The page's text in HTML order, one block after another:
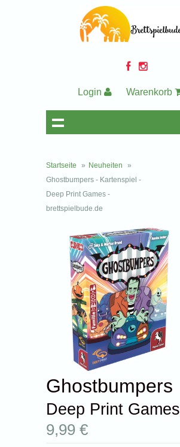
Login Warenkorb
Startseite » Neuheiten
»
Ghostbumpers - Kartenspiel -
Deep Print Games -
brettspielbude.de
Ghostbumpers
Deep Print Games
9,99 €